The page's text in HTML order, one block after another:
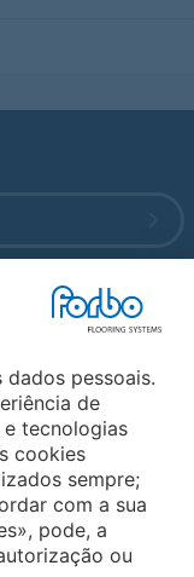
pessoais.
de
tecnologias
cookies
sempre;
com a sua
pode, a
ou